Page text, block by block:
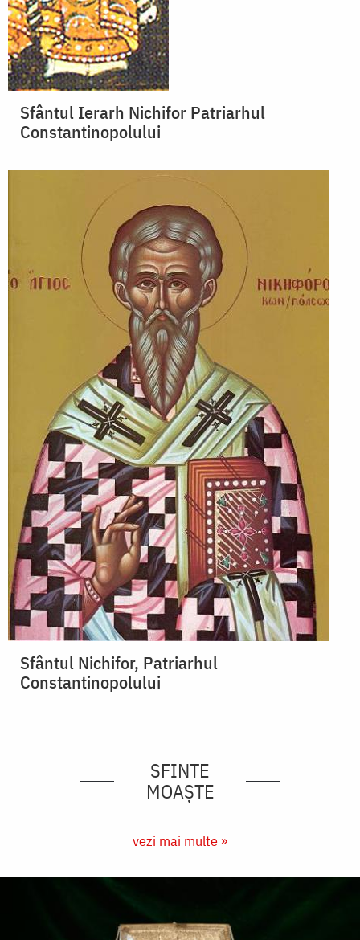
Sfântul Ierarh Nichifor Patriarhul
Constantinopolului
Sfântul Nichifor, Patriarhul
Constantinopolului
SFINTE
MOAȘTE
vezi mai multe »